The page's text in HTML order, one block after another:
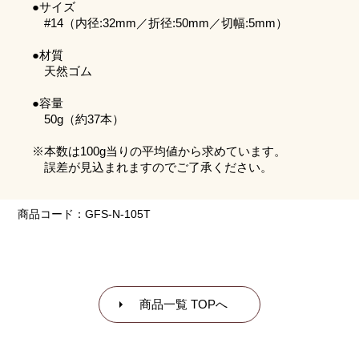
●サイズ
#14（内径:32mm／折径:50mm／切幅:5mm）
●材質
天然ゴム
●容量
50g（約37本）
※本数は100g当りの平均値から求めています。
誤差が見込まれますのでご了承ください。
商品コード：‎GFS-N-105T
商品一覧 TOPへ